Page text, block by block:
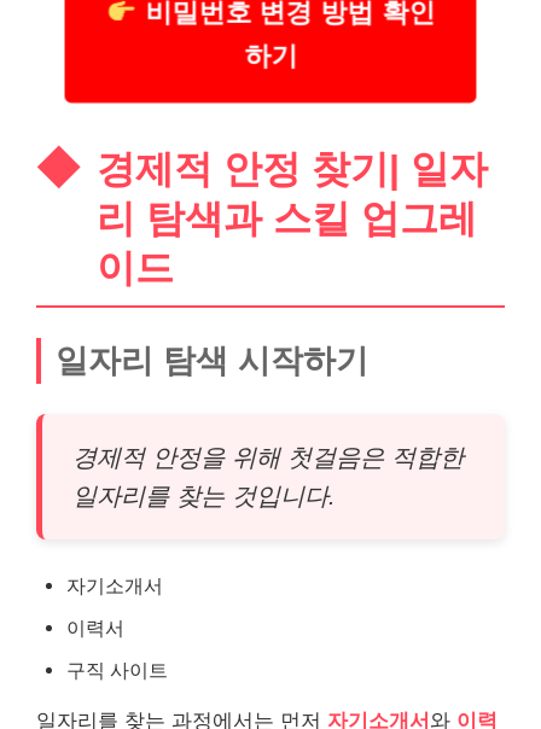
비밀번호 변경 방법 확인
하기
경제적 안정 찾기| 일자
리 탐색과 스킬 업그레
이 드
일자리 탐색 시작하기
경제적 안정을 위해 첫걸음은 적합한
일자리를 찾는 것입니다.
자기소개서
이력서
구직 사이트
일자리를 찾는 과정에서는 먼저 자기소개서 와 이력